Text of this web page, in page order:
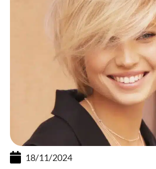
18/11/2024